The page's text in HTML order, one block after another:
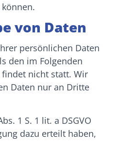
von Daten
persönlichen Daten
den im Folgenden
nicht statt. Wir
Daten nur an Dritte
1 S. 1 lit. a DSGVO
dazu erteilt haben,